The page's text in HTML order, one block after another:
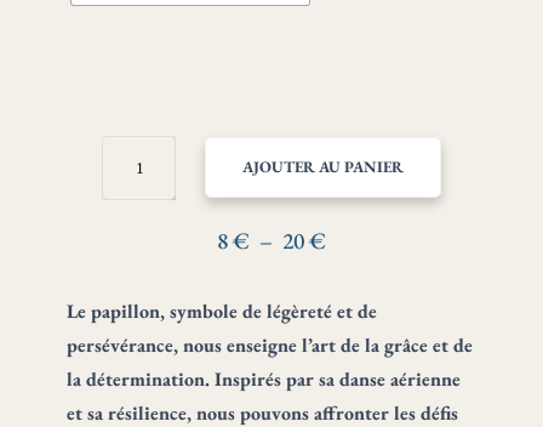
QUANTITÉ
PAPILLON
PERSÉVÉRANCE
AJOUTER AU PANIER
8€ – 20€Plage
prix :
8 €
à
20 €
Le papillon, symbole de légèreté et de
persévérance, nous enseigne l’art de la grâce et de
la détermination. Inspirés par sa danse aérienne
et sa résilience, nous pouvons affronter les défis